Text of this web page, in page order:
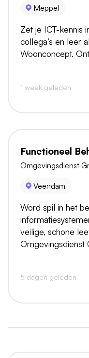
Meppel
Zet je ICT-kennis
collega’s en leer
Woonconcept.
1 week geleden
Functioneel
Omgevingsdienst
Veendam
Word spil in het
veilige, schone
Omgevingsdienst
5 dagen geleden